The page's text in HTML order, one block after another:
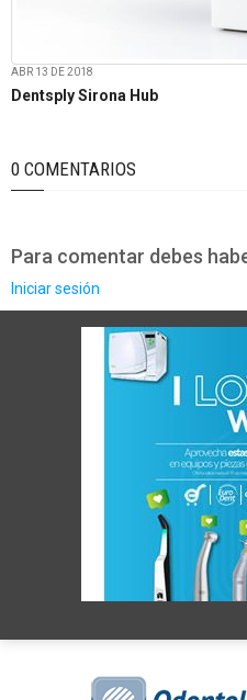
ABR 13 DE 2018
Dentsply Sirona Hub
0 COMENTARIOS
Para comentar debes
Iniciar sesión